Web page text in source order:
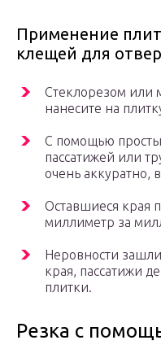
Применение
клещей для
Стеклорезом или
нанесите на
С помощью
пассатижей или
очень аккуратно,
Оставшиеся края
миллиметр за
Неровности
края, пассатижи
плитки.
Резка с